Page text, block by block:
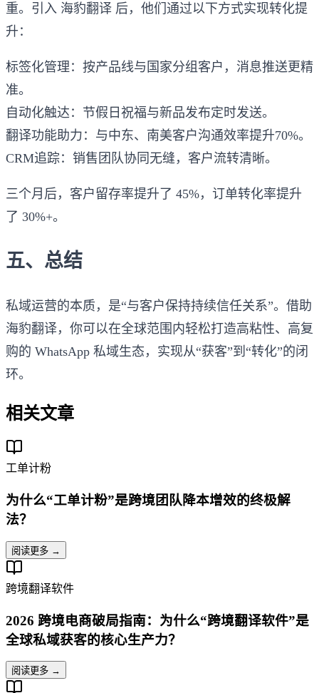
重。引入 海豹翻译 后，他们通过以下方式实现转化提
升：
标签化管理：按产品线与国家分组客户，消息推送更精
准。
自动化触达：节假日祝福与新品发布定时发送。
翻译功能助力：与中东、南美客户沟通效率提升70%。
CRM追踪：销售团队协同无缝，客户流转清晰。
三个月后，客户留存率提升了 45%，订单转化率提升
了 30%+。
五、总结
私域运营的本质，是“与客户保持持续信任关系”。借助
海豹翻译，你可以在全球范围内轻松打造高粘性、高复
购的 WhatsApp 私域生态，实现从“获客”到“转化”的闭
环。
相关文章
工单计粉
为什么“工单计粉”是跨境团队降本增效的终极解
法？
阅读更多 →
跨境翻译软件
2026 跨境电商破局指南：为什么“跨境翻译软件”是
全球私域获客的核心生产力？
阅读更多 →